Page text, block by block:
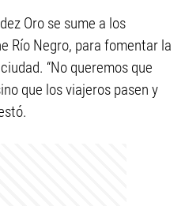
Oro se sume a los
Río Negro, para fomentar la
“No queremos que
que los viajeros pasen y